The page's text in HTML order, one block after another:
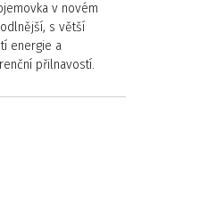
v novém
s větší
energie a
přilnavostí.